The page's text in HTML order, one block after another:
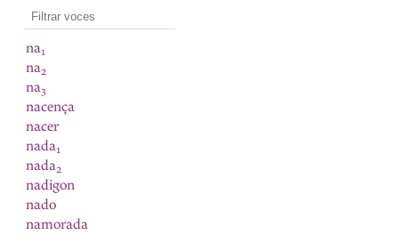
na1
na2
na3
nacença
nacer
nada1
nada2
nadigon
nado
namorada